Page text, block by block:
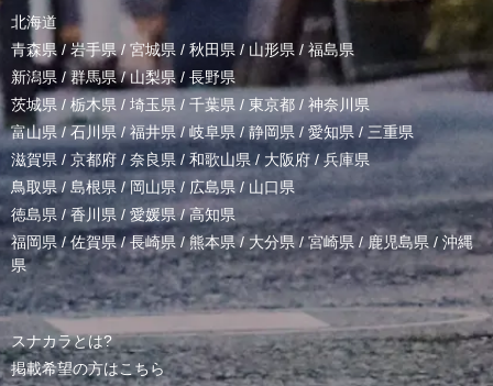
北海道
青森県 / 岩手県/ 宮城県 / 秋田県 / 山形県/ 福島県
新潟県 /群馬県/山梨県 / 長野県
茨城県 / 栃木県 / 埼玉県 / 千葉県 / 東京都 / 神奈川県
富山県 /石川県/福井県/岐阜県 / 静岡県 / 愛知県 / 三重県
滋賀県 / 京都府 / 奈良県 / 和歌山県/ 大阪府 /兵庫県
鳥取県/ 島根県 /岡山県/ 広島県 / 山口県
徳島県 /香川県 / 愛媛県/高知県
福岡県/佐賀県/長崎県 /熊本県/ 大分県/宮崎県 /鹿児島県 / 沖縄
県
スナカラとは?
掲載希望の方はこちら